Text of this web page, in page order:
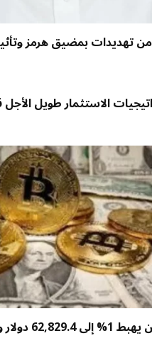
من تهديدات بمضيق هرمز
الاستثمار طويل
سعر بيتكوين